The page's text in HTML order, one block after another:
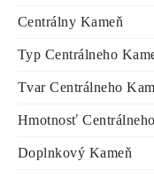
Centrálny Kameň
Typ Centrálneho
Tvar Centrálneho
Hmotnosť
Doplnkový Kameň